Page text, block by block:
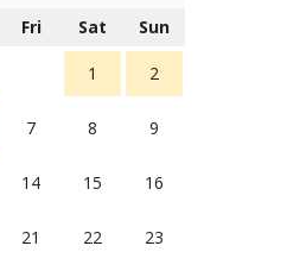
Balas
16
Fri Sat Sun
1 2
7 8 9
14 15 16
21 22 23